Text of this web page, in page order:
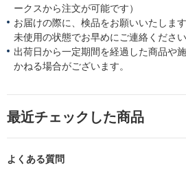
ークスから注文が可能です）
お届けの際に、検品をお願いいたしま
未使用の状態でお早めにご連絡ください
出荷日から一定期間を経過した商品や
かねる場合がございます。
最近チェックした商品
よくある質問